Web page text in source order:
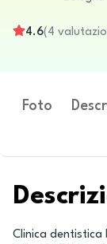
4.6( 4
Foto
Clinica